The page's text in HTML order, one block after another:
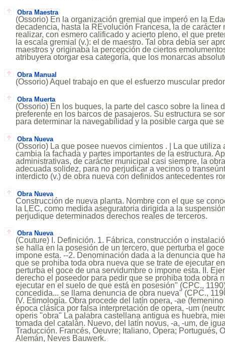
Obra Maestra
(Ossorio) En la organización gremial que imperó en la
decadencia, hasta la REvolución Francesa, la de carácter
realizar, con esmero calificado y acierto pleno, el que
la escala gremial (v.): el de maestro. Tal obra debía ser
maestros y originaba la percepción de ciertos
atribuyera otorgar esa categoría, que los monarcas
Obra Manual
(Ossorio) Aquel trabajo en que el esfuerzo muscular
Obra Muerta
(Ossorio) En los buques, la parte del casco sobre la linea
preferente en los barcos de pasajeros. Su estructura se
para determinar la navegabilidad y la posible carga que
Obra Nueva
(Ossorio) La que posee nuevos cimientos . | La que utiliza
cambia la fachada y partes importantes de la estructura.
administrativas, de carácter municipal casi siempre, la
adecuada solidez, para no perjudicar a vecinos o
interdicto (v.) de obra nueva con definidos antecedentes
Obra Nueva
Construcción de nueva planta. Nombre con el que se
la LEC, como medida aseguratoria dirigida a la
perjudique determinados derechos reales de terceros.
Obra Nueva
(Couture) I. Definición. 1. Fábrica, construcción o
se halla en la posesión de un tercero, que perturba el
impone esta. --2. Denominación dada a la denuncia que
que se prohiba toda obra nueva que se trate de ejecutar
perturba el goce de una servidumbre o impone esta. II.
derecho el poseedor para pedir que se prohiba toda obra
ejecutar en el suelo de que está en posesión" (CPC.,
concedida... se llama denuncia de obra nueva" (CPC.,
IV. Etimología. Obra procede del latín opera, -ae
época clásica por falsa interpretación de opera, -um
operis "obra" La palabra castellana antigua es huebra,
tomada del catalán. Nuevo, del latín novus, -a, -um, de
Traducción. Francés, Oeuvre; Italiano, Opera; Portugués,
Alemán, Neves Bauwerk.